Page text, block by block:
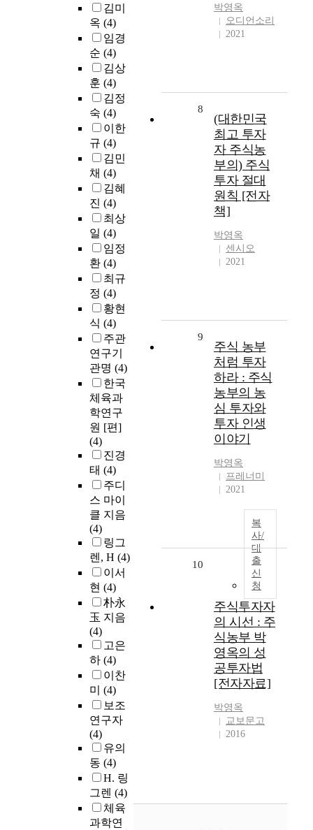
김미
옥 (4)
임경
순 (4)
김상
훈 (4)
김정
숙 (4)
이한
규 (4)
김민
채 (4)
김혜
진 (4)
최상
일 (4)
임정
환 (4)
최규
정 (4)
황현
식 (4)
주관
연구기
관명 (4)
한국
체육과
학연구
원 [편]
(4)
진경
태 (4)
주디
스 마이
클 지음
(4)
링그
렌, H (4)
이서
현 (4)
朴永
玉 지음
(4)
고은
하 (4)
이찬
미 (4)
보조
연구자
(4)
유의
동 (4)
H. 링
그렌 (4)
체육
과학연
박영옥
오디언소리
2021
8
(대한민국
최고 투자
자 주식농
부의) 주식
투자 절대
원칙 [전자
책]
박영옥
센시오
2021
9
주식 농부
처럼 투자
하라 : 주식
농부의 농
심 투자와
투자 인생
이야기
박영옥
프레너미
2021
복
사/
대
출
신
청
10
주식투자자
의 시선 : 주
식농부 박
영옥의 성
공투자법
[전자자료]
박영옥
교보문고
2016